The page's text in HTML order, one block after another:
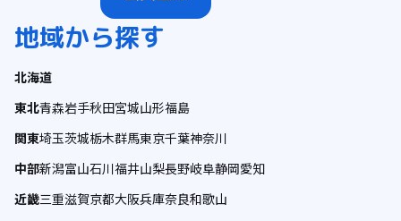
地域から探す
北海道
東北青森岩手秋田宮城山形福島
関東埼玉茨城栃木群馬東京千葉神奈川
中部新潟富山石川福井山梨長野岐阜静岡愛知
近畿三重滋賀京都大阪兵庫奈良和歌山